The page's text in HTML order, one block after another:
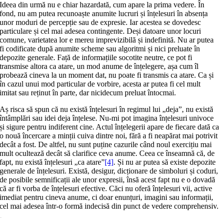
Ideea din urmă nu e chiar hazardată, cum apare la prima vedere. În
fond, nu am putea recunoaște anumite lucruri și înțelesuri în absența
unor moduri de percepție sau de expresie. Iar acestea se dovedesc
particulare și cel mai adesea contingente. Deși datoare unor locuri
comune, varietatea lor e mereu imprevizibilă și indefinită. Nu ar putea
fi codificate după anumite scheme sau algoritmi și nici preluate în
depozite generale. Față de informațiile socotite neutre, ce pot fi
transmise altora ca atare, un mod anume de înțelegere, așa cum îl
probează cineva la un moment dat, nu poate fi transmis ca atare. Ca și
în cazul unui mod particular de vorbire, acesta ar putea fi cel mult
imitat sau reținut în parte, dar nicidecum preluat întocmai.
Aș risca să spun că nu există înțelesuri în regimul lui „deja”, nu există
întâmplări sau idei deja înțelese. Nu-mi pot imagina înțelesuri univoce
și sigure pentru indiferent cine. Actul înțelegerii apare de fiecare dată ca
o nouă încercare a minții cuiva dintre noi, fără a fi neapărat mai potrivit
decât a fost. De altfel, nu sunt puține cazurile când noul exercițiu mai
mult ocultează decât să clarifice ceva anume. Ceea ce înseamnă că, de
fapt, nu există înțelesuri „ca atare”[4]. Și nu ar putea să existe depozite
generale de înțelesuri. Există, desigur, dicționare de simboluri și coduri,
de posibile semnificații ale unor expresii, însă acest fapt nu e o dovadă
că ar fi vorba de înțelesuri efective. Căci nu oferă înțelesuri vii, active
imediat pentru cineva anume, ci doar enunțuri, imagini sau informații,
cel mai adesea într-o formă indecisă din punct de vedere comprehensiv.